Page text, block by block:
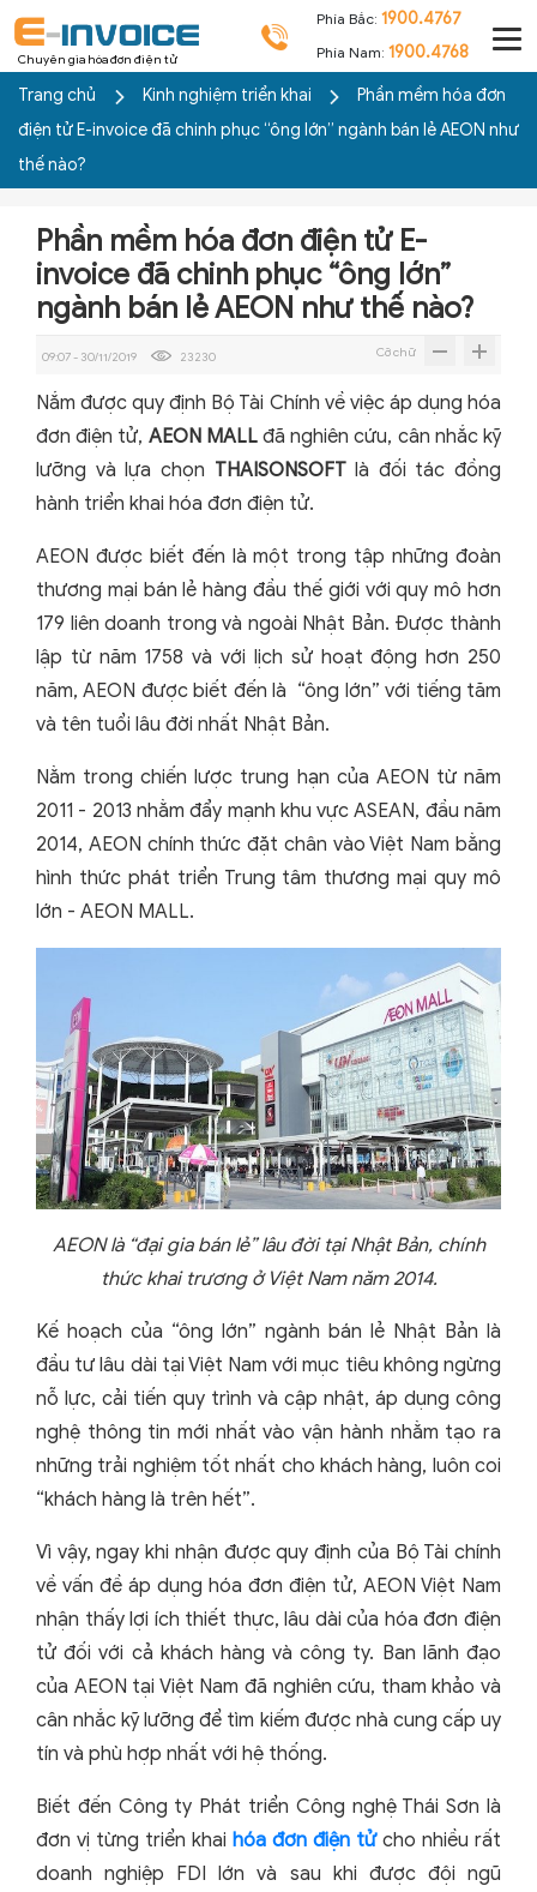
Chuyên gia hóa đơn điện tử
Phía Bắc: 1900.4767
Phía Nam: 1900.4768
Trang chủ Kinh nghiệm triển khai
Phần mềm hóa đơn
điện tử E-invoice đã chinh phục “ông lớn” ngành bán lẻ AEON như
thế nào?
Phần mềm hóa đơn điện tử E-
invoice đã chinh phục “ông lớn”
ngành bán lẻ AEON như thế nào?
09:07 - 30/11/2019 23230 Cỡ chữ
Nắm được quy định Bộ Tài Chính về việc áp dụng hóa
đơn điện tử, AEON MALLđã nghiên cứu, cân nhắc kỹ
lưỡng và lựa chọn THAISONSOFTlà đối tác đồng
hành triển khai hóa đơn điện tử.
AEON được biết đến là một trong tập những đoàn
thương mại bán lẻ hàng đầu thế giới với quy mô hơn
179 liên doanh trong và ngoài Nhật Bản. Được thành
lập từ năm 1758 và với lịch sử hoạt động hơn 250
năm, AEON được biết đến là “ông lớn” với tiếng tăm
và tên tuổi lâu đời nhất Nhật Bản.
Nằm trong chiến lược trung hạn của AEON từ năm
2011 - 2013 nhằm đẩy mạnh khu vực ASEAN, đầu năm
2014, AEON chính thức đặt chân vào Việt Nam bằng
hình thức phát triển Trung tâm thương mại quy mô
lớn - AEON MALL.
AEON là “đại gia bán lẻ” lâu đời tại Nhật Bản, chính
thức khai trương ở Việt Nam năm 2014.
Kế hoạch của “ông lớn” ngành bán lẻ Nhật Bản là
đầu tư lâu dài tại Việt Nam với mục tiêu không ngừng
nỗ lực, cải tiến quy trình và cập nhật, áp dụng công
nghệ thông tin mới nhất vào vận hành nhằm tạo ra
những trải nghiệm tốt nhất cho khách hàng, luôn coi
“khách hàng là trên hết”.
Vì vậy, ngay khi nhận được quy định của Bộ Tài chính
về vấn đề áp dụng hóa đơn điện tử, AEON Việt Nam
nhận thấy lợi ích thiết thực, lâu dài của hóa đơn điện
tử đối với cả khách hàng và công ty. Ban lãnh đạo
của AEON tại Việt Nam đã nghiên cứu, tham khảo và
cân nhắc kỹ lưỡng để tìm kiếm được nhà cung cấp uy
tín và phù hợp nhất với hệ thống.
Biết đến Công ty Phát triển Công nghệ Thái Sơn là
đơn vị từng triển khai hóa đơn điện tửcho nhiều rất
doanh nghiệp FDI lớn và sau khi được đội ngũ